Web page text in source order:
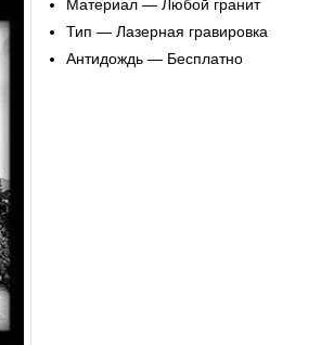
Материал — Любой гранит
Тип — Лазерная гравировка
Антидождь — Бесплатно